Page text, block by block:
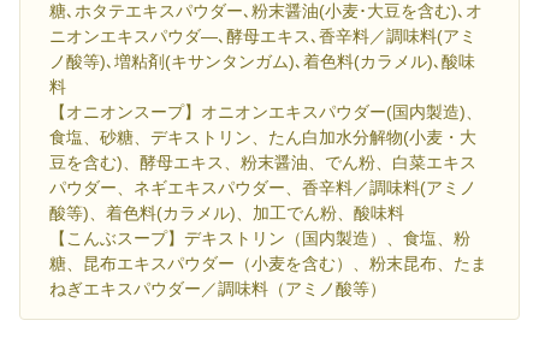
糖､ホタテエキスパウダー､粉末醤油(小麦･大豆を含む)､オ
ニオンエキスパウダ―､酵母エキス､香辛料／調味料(アミ
ノ酸等)､増粘剤(キサンタンガム)､着色料(カラメル)､酸味
料
【オニオンスープ】オニオンエキスパウダー(国内製造)、
食塩、砂糖、デキストリン、たん白加水分解物(小麦・大
豆を含む)、酵母エキス、粉末醤油、でん粉、白菜エキス
パウダー、ネギエキスパウダー、香辛料／調味料(アミノ
酸等)、着色料(カラメル)、加工でん粉、酸味料
【こんぶスープ】デキストリン（国内製造）、食塩、粉
糖、昆布エキスパウダー（小麦を含む）、粉末昆布、たま
ねぎエキスパウダー／調味料（アミノ酸等）